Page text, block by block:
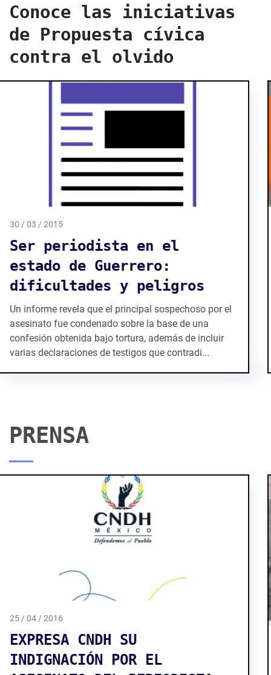
Conoce las iniciativas
de Propuesta cívica
contra el olvido
23 / 03 / 2015
Informe sobre la situación
del ejercicio del
periodismo en Guerrero
Llevamos a cabo una misión con la finalidad de
documentar el estado que guarda la libertad de
expresión y en particular las condiciones en las que
se ejerce el periodismo en el estado de Guerrer...
PRENSA
03 / 06 / 2022
TV UNAM estrena el